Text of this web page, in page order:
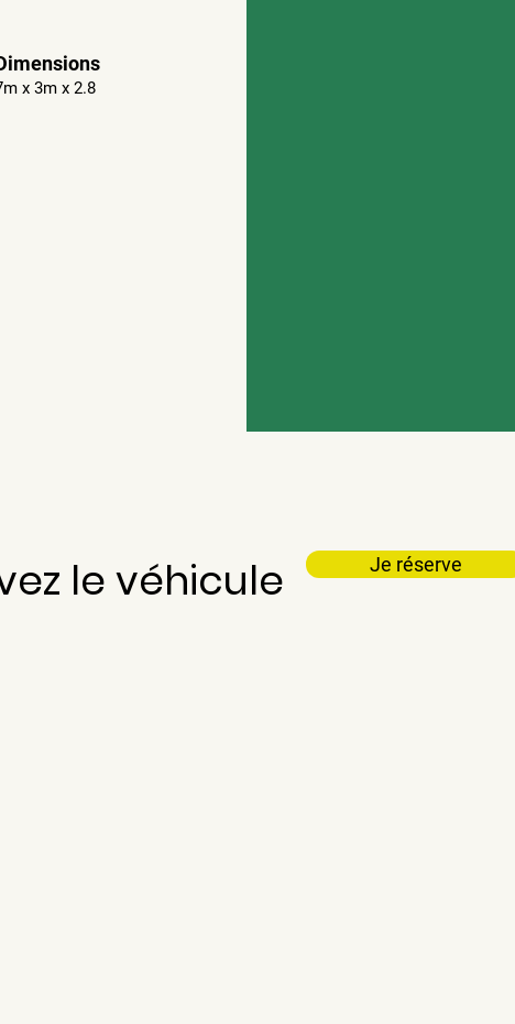
x 3m x 2.8
le véhicule Je réserve